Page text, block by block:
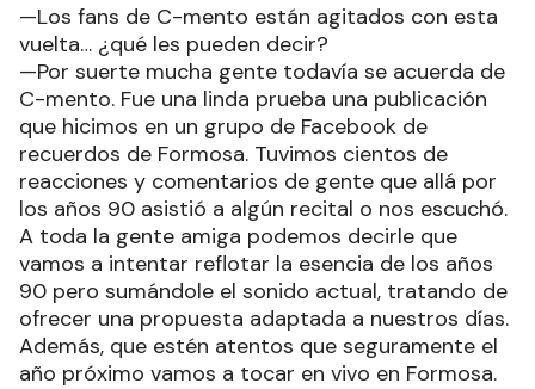
—Los fans de C-mento están agitados con esta
vuelta… ¿qué les pueden decir?
—Por suerte mucha gente todavía se acuerda de
C-mento. Fue una linda prueba una publicación
que hicimos en un grupo de Facebook de
recuerdos de Formosa. Tuvimos cientos de
reacciones y comentarios de gente que allá por
los años 90 asistió a algún recital o nos escuchó.
A toda la gente amiga podemos decirle que
vamos a intentar reflotar la esencia de los años
90 pero sumándole el sonido actual, tratando de
ofrecer una propuesta adaptada a nuestros días.
Además, que estén atentos que seguramente el
año próximo vamos a tocar en vivo en Formosa.